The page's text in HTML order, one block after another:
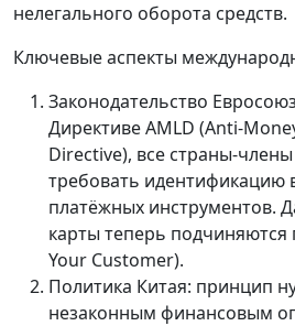
нелегального оборота средств.
Ключевые аспекты
Законодательство
Директиве AMLD (Anti-
Directive), все страны-
требовать идентификацию
платёжных инструментов.
карты теперь подчиняются
Your Customer).
Политика Китая: принцип
незаконным финансовым